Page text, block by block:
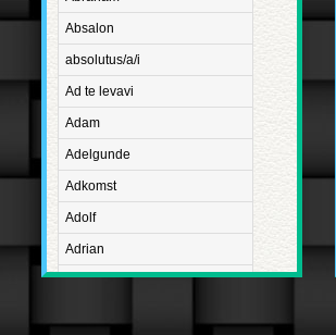
Absalon
absolutus/a/i
Ad te levavi
Adam
Adelgunde
Adkomst
Adolf
Adrian
Advent